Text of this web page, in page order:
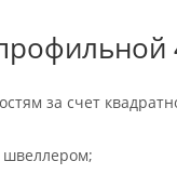
за счет
швеллером;